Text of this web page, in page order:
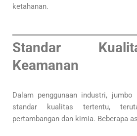
ketahanan.
Standar
Keamanan
Dalam penggunaan industri, jumbo
standar kualitas tertentu,
pertambangan dan kimia. Beberapa